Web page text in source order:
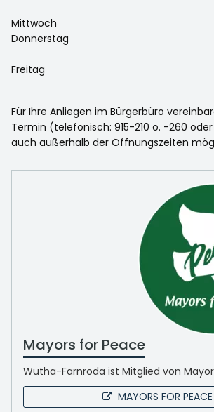
Mittwoch
Donnerstag
Freitag
Für Ihre Anliegen im Bürgerbüro
Termin (telefonisch: 915-210 o. -260
auch außerhalb der Öffnungszeiten
Mayors for Peace
Wutha-Farnroda ist Mitglied von
MAYORS FOR PEACE